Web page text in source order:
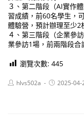
３、第二階段（AI實作
習成績，前60名學生，
體驗營，預計辦理至少2
４、第三階段（企業參
業參訪1場，前兩階段合
瀏覽次數: 445
Posthlvs502a
Post2025-04-